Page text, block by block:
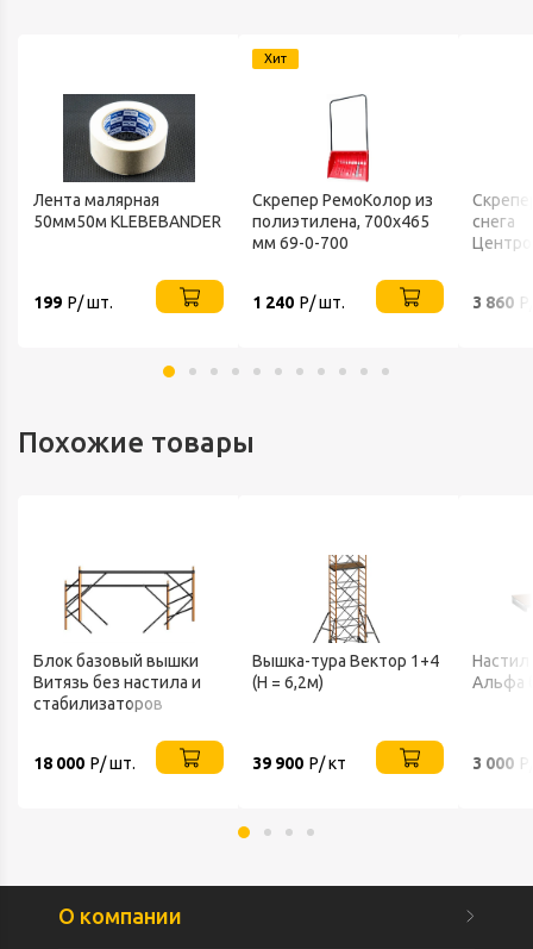
Лента малярная
50мм50м KLEBEBANDER
199 Р/ шт.
Хит
Скрепер РемоКолор из
полиэтилена, 700x465
мм 69-0-700
1 240 Р/ шт.
снега
3 860
Похожие товары
Блок базовый вышки
Витязь без настила и
стабилизаторов
18 000 Р/ шт.
Вышка-тура Вектор 1+4
(H = 6,2м)
39 900 Р/ кт
Альфа
3 000
О компании